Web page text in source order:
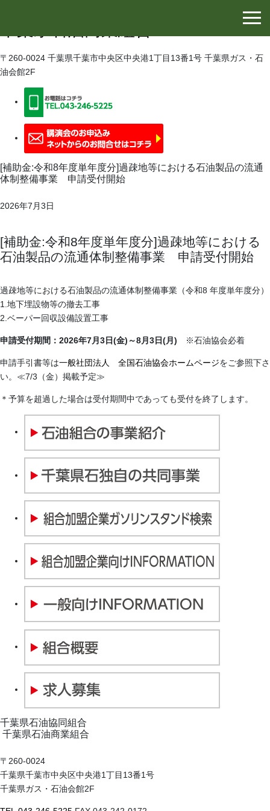
〒260-0024 千葉県千葉市中央区中央港1丁目13番1号 千葉県ガス・石
油会館2F
[補助金:令和8年度単年度分]過疎地等における石油製品の流通
体制整備事業 申請受付開始
2026年7月3日
[補助金:令和8年度単年度分]過疎地等における
石油製品の流通体制整備事業 申請受付開始
過疎地等における石油製品の流通体制整備事業（令和8 年度単年度分）
1.地下埋設物等の撤去工事
2.ベーパー回収設備設置工事
申請受付期間：2026年7月3日(金)～8月3日(月) ※石油協会必着
申請手引書等は一般社団法人 全国石油協会ホームページをご参照下さ
い。≪7/3（金）掲載予定≫
＊予算を超過した場合は受付期間中であっても受付を終了します。
千葉県石油協同組合
千葉県石油商業組合
〒260-0024
千葉県千葉市中央区中央港1丁目13番1号
千葉県ガス・石油会館2F